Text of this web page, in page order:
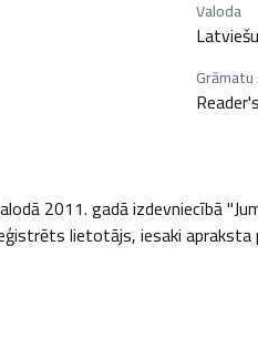
Valoda
Latviešu
2011. gadā izdevniecībā
lietotājs, iesaki apraksta